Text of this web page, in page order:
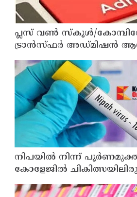
പ്ലസ് വൺ സ്‌കൂൾ/
ട്രാൻസ്ഫർ അഡ്മിഷൻ
തീയതികളിൽ
നിപയിൽ നിന്ന്
കോളേജിൽ
വീട്ടിലേക്ക് മടങ്ങി